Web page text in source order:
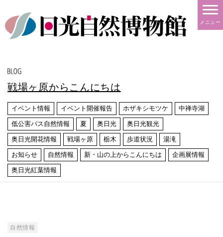
メニュー
戦場ヶ原からこんにちは
イベント情報 イベント開催報告 ホザキシモツケ 中禅寺湖
低公害バス自然情報 夏 奥日光 奥日光観光
奥日光開花情報 戦場ヶ原 栃木 歩道状況 湯滝
お知らせ 自然情報 新・山の上からこんにちは 企画展情報
奥日光紅葉情報
自然情報